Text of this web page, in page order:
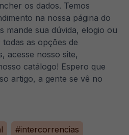
os dados. Temos
na nossa página do
mande sua dúvida, elogio ou
as opções de
acesse nosso site,
catálogo! Espero que
artigo, a gente se vê no
#intercorrencias